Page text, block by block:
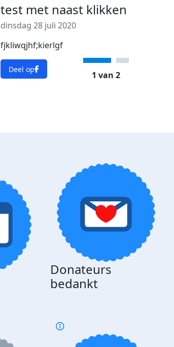
test met naast klikken
dinsdag 28 juli 2020
fjkliwqjhf;kierlgf
Deel op
1 van 2
Donateurs
bedankt